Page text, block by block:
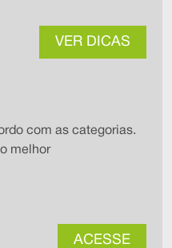
VER DICAS
com as categorias.
melhor
ACESSE